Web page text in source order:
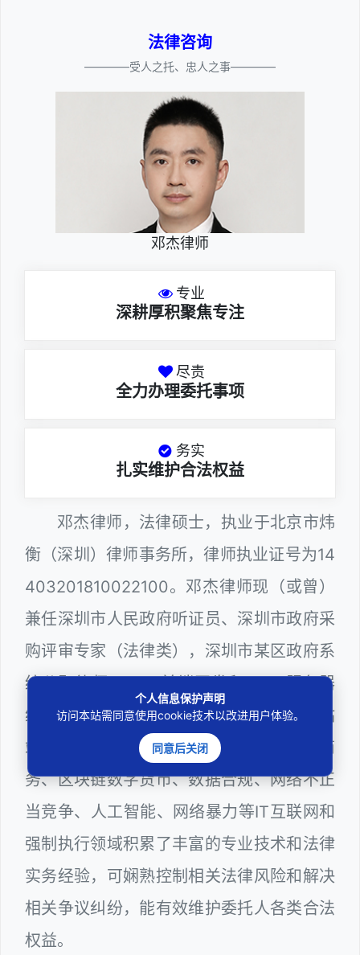
法律咨询
————受人之托、忠人之事————
邓杰律师
专业
深耕厚积聚焦专注
尽责
全力办理委托事项
务实
扎实维护合法权益
邓杰律师，法律硕士，执业于北京市炜
衡（深圳）律师事务所，律师执业证号为14
403201810022100。邓杰律师现（或曾）
兼任深圳市人民政府听证员、深圳市政府采
购评审专家（法律类），深圳市某区政府系
统公职律师、WEB前端开发和 WEB服务器
维护工程师、计算机信息网络安全员和网站
站长多年，在软件程序、网络游戏、电子商
务、区块链数字货币、数据合规、网络不正
当竞争、人工智能、网络暴力等IT互联网和
强制执行领域积累了丰富的专业技术和法律
实务经验，可娴熟控制相关法律风险和解决
相关争议纠纷，能有效维护委托人各类合法
权益。
个人信息保护声明
访问本站需同意使用cookie技术以改进用户体验。
同意后关闭